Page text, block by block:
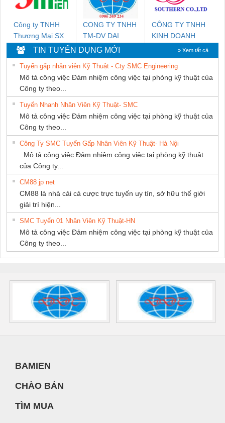
PHÁT
Công ty TNHH
Thương Mại SX
Ba Miền
CONG TY TNHH
TM-DV DAI
DONG THANH
CÔNG TY TNHH
KINH DOANH
DỊCH VỤ XNK
PHƯƠNG NAM
TIN TUYỂN DỤNG MỚI » Xem tất cả
Tuyển gấp nhân viên Kỹ Thuật - Cty SMC Engineering
Mô tả công việc Đảm nhiệm công việc tại phòng kỹ thuật của
Công ty theo...
Tuyển Nhanh Nhân Viên Kỹ Thuật- SMC
Mô tả công việc Đảm nhiệm công việc tại phòng kỹ thuật của
Công ty theo...
Công Ty SMC Tuyển Gấp Nhân Viên Kỹ Thuật- Hà Nội
Mô tả công việc Đảm nhiệm công việc tại phòng kỹ thuật
của Công ty...
CM88 jp net
CM88 là nhà cái cá cược trực tuyến uy tín, sở hữu thế giới
giải trí hiện...
SMC Tuyển 01 Nhân Viên Kỹ Thuật-HN
Mô tả công việc Đảm nhiệm công việc tại phòng kỹ thuật của
Công ty theo...
BAMIEN
CHÀO BÁN
TÌM MUA